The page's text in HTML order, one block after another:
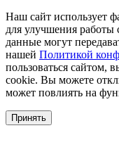
Наш сайт использует
для улучшения работы
данные могут
нашей Политикой
пользоваться сайтом,
cookie. Вы можете
может повлиять на
Принять